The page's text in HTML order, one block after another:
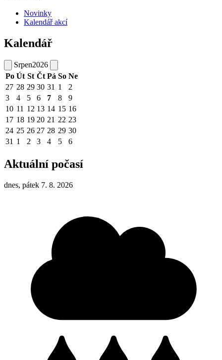
Novinky
Kalendář akcí
Kalendář
Srpen2026
Po Út St Čt Pá So Ne
27 28 29 30 31 1
2
3
4 5 6 7 8
9
10 11 12 13 14 15 16
17 18 19 20 21 22 23
24 25 26 27 28 29 30
31 1 2 3 4 5 6
Aktuální počasí
dnes, pátek 7. 8. 2026